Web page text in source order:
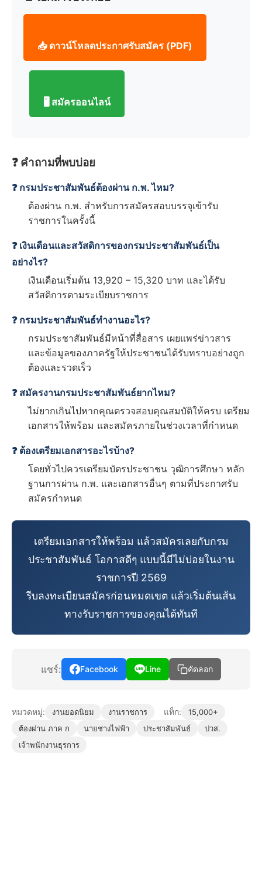
📥 ดาวน์โหลดประกาศรับสมัคร (PDF)
🖥️ สมัครออนไลน์
❓ คำถามที่พบบ่อย
❓ กรมประชาสัมพันธ์ต้องผ่าน ก.พ. ไหม?
ต้องผ่าน ก.พ. สำหรับการสมัครสอบบรรจุเข้ารับ
ราชการในครั้งนี้
❓ เงินเดือนและสวัสดิการของกรมประชาสัมพันธ์เป็น
อย่างไร?
เงินเดือนเริ่มต้น 13,920 – 15,320 บาท และได้รับ
สวัสดิการตามระเบียบราชการ
❓ กรมประชาสัมพันธ์ทำงานอะไร?
กรมประชาสัมพันธ์มีหน้าที่สื่อสาร เผยแพร่ข่าวสาร
และข้อมูลของภาครัฐให้ประชาชนได้รับทราบอย่างถูก
ต้องและรวดเร็ว
❓ สมัครงานกรมประชาสัมพันธ์ยากไหม?
ไม่ยากเกินไปหากคุณตรวจสอบคุณสมบัติให้ครบ เตรียม
เอกสารให้พร้อม และสมัครภายในช่วงเวลาที่กำหนด
❓ ต้องเตรียมเอกสารอะไรบ้าง?
โดยทั่วไปควรเตรียมบัตรประชาชน วุฒิการศึกษา หลัก
ฐานการผ่าน ก.พ. และเอกสารอื่นๆ ตามที่ประกาศรับ
สมัครกำหนด
เตรียมเอกสารให้พร้อม แล้วสมัครเลยกับกรม
ประชาสัมพันธ์ โอกาสดีๆ แบบนี้มีไม่บ่อยในงาน
ราชการปี 2569
รีบลงทะเบียนสมัครก่อนหมดเขต แล้วเริ่มต้นเส้น
ทางรับราชการของคุณได้ทันที
แชร์: Facebook Line คัดลอก
หมวดหมู่: งานยอดนิยม งานราชการ แท็ก:
15,000+
ต้องผ่าน ภาค ก
นายช่างไฟฟ้า ประชาสัมพันธ์
ปวส.
เจ้าพนักงานธุรการ